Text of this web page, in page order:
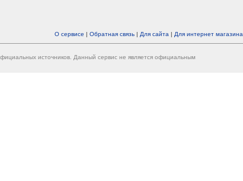
О сервисе | Обратная связь | Для сайта | Для интернет магазина
источников. Данный сервис не является официальным